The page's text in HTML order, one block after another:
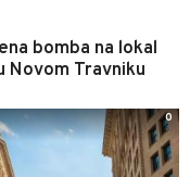
bomba na lokal
Novom Travniku
0